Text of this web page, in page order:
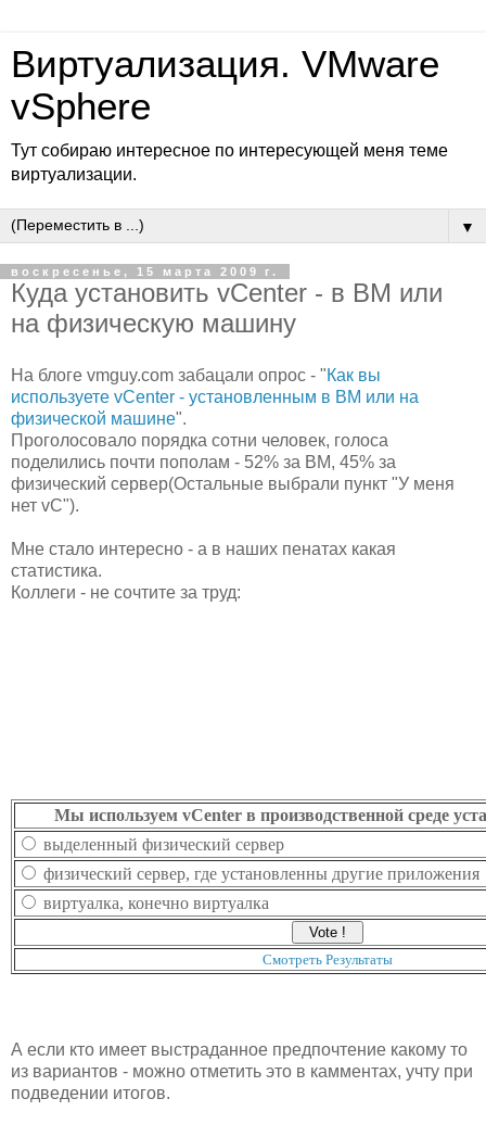
Виртуализация. VMware
vSphere
Тут собираю интересное по интересующей меня теме
виртуализации.
▼
воскресенье, 15 марта 2009 г.
Куда установить vCenter - в ВМ или
на физическую машину
На блоге vmguy.com забацали опрос - "Как вы
используете vCenter - установленным в ВМ или на
физической машине".
Проголосовало порядка сотни человек, голоса
поделились почти пополам - 52% за ВМ, 45% за
физический сервер(Остальные выбрали пункт "У меня
нет vC").
Мне стало интересно - а в наших пенатах какая
статистика.
Коллеги - не сочтите за труд:
Мы используем vCenter в производственной среде
выделенный физический сервер
физический сервер, где установленны другие приложения
виртуалка, конечно виртуалка
Смотреть Результаты
А если кто имеет выстраданное предпочтение какому то
из вариантов - можно отметить это в камментах, учту при
подведении итогов.